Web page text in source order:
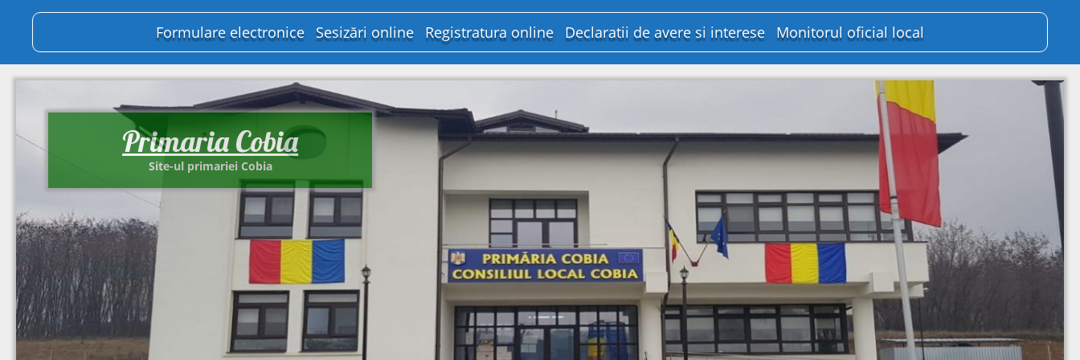
Formulare electronice Sesizări online Registratura online Declaratii de avere si interese Monitorul oficial local
Primaria Cobia
Site-ul primariei Cobia